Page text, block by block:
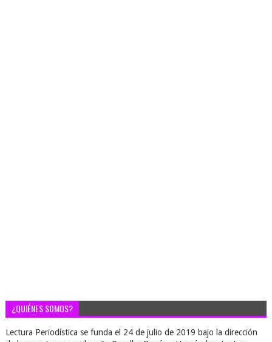
¿QUIÉNES SOMOS?
Lectura Periodística se funda el 24 de julio de 2019 bajo la dirección